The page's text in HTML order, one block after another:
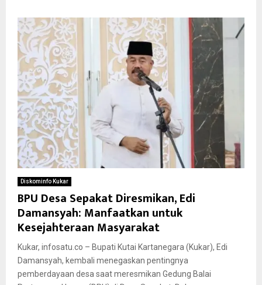
Diskominfo Kukar
BPU Desa Sepakat Diresmikan, Edi
Damansyah: Manfaatkan untuk
Kesejahteraan Masyarakat
Kukar, infosatu.co – Bupati Kutai Kartanegara (Kukar), Edi
Damansyah, kembali menegaskan pentingnya
pemberdayaan desa saat meresmikan Gedung Balai